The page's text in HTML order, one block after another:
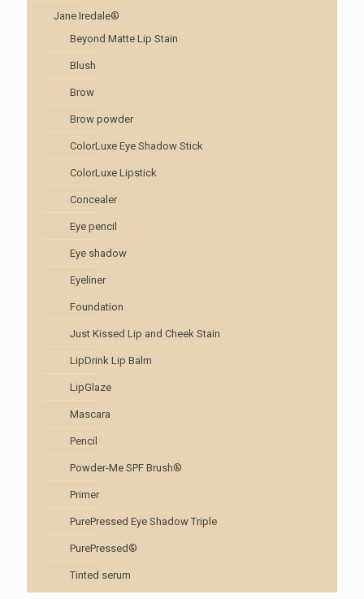
Jane Iredale®
Beyond Matte Lip Stain
Blush
Brow
Brow powder
ColorLuxe Eye Shadow Stick
ColorLuxe Lipstick
Concealer
Eye pencil
Eye shadow
Eyeliner
Foundation
Just Kissed Lip and Cheek Stain
LipDrink Lip Balm
LipGlaze
Mascara
Pencil
Powder-Me SPF Brush®
Primer
PurePressed Eye Shadow Triple
PurePressed®
Tinted serum